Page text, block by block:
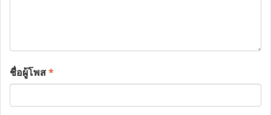
ชื่อผู้โพส*